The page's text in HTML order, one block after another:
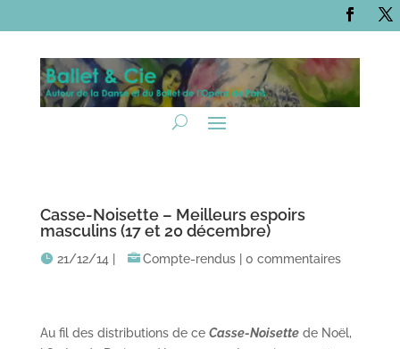
Casse-Noisette – Meilleurs espoirs
masculins (17 et 20 décembre)
21/12/14| Compte-rendus| 0 commentaires
Au fil des distributions de ce Casse-Noisettede Noël,